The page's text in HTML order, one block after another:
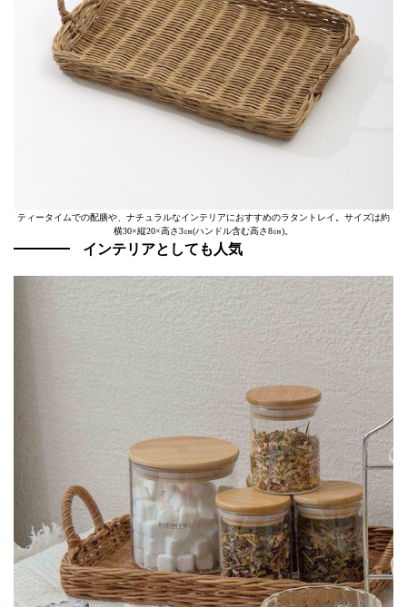
ティータイムでの配膳や、ナチュラルなインテリアにおすすめのラタントレイ。サイズは約
横30×縦20×高さ3㎝(ハンドル含む高さ8㎝)。
インテリアとしても人気